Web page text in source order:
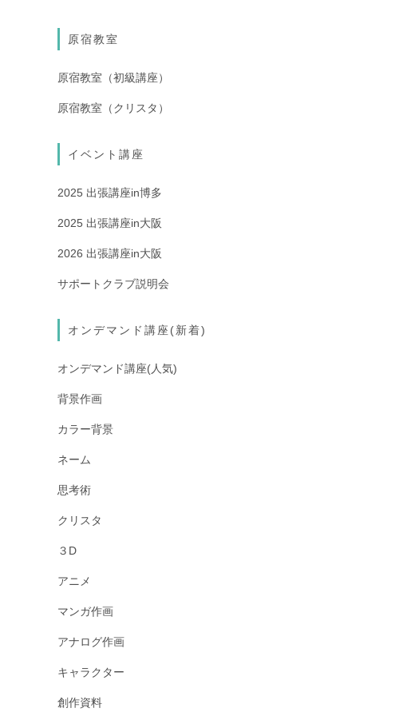
原宿教室
原宿教室（初級講座）
原宿教室（クリスタ）
イベント講座
2025 出張講座in博多
2025 出張講座in大阪
2026 出張講座in大阪
サポートクラブ説明会
オンデマンド講座(新着)
オンデマンド講座(人気)
背景作画
カラー背景
ネーム
思考術
クリスタ
３D
アニメ
マンガ作画
アナログ作画
キャラクター
創作資料